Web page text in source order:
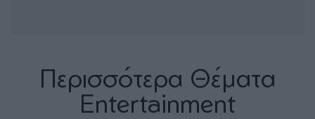
Περισσότερα Θέματα
Entertainment